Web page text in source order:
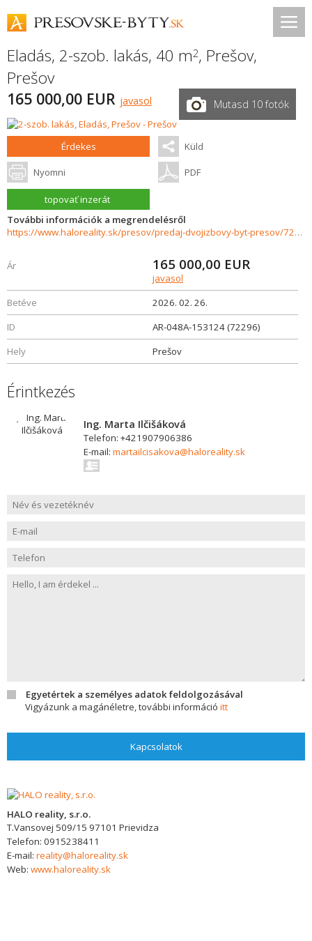
Eladás, 2-szob. lakás, 40 m2, Prešov,
Prešov
165 000,00 EUR javasol Mutasd 10 fotók
Érdekes Küld
Nyomni PDF
topovať inzerát
További információk a megrendelésről
https://www.haloreality.sk/presov/predaj-dvojizbovy-byt-presov/72296
Ár 165 000,00 EUR
javasol
Betéve
2026. 02. 26.
ID
AR-048A-153124 (72296)
Hely
Prešov
Érintkezés
Ing. Marta Ilčišáková
Telefon: +421907906386
E-mail: martailcisakova@haloreality.sk
Egyetértek a személyes adatok feldolgozásával
Vigyázunk a magánéletre, további információ itt
Kapcsolatok
HALO reality, s.r.o.
T.Vansovej 509/15 97101 Prievidza
Telefon: 0915238411
E-mail: reality@haloreality.sk
Web: www.haloreality.sk